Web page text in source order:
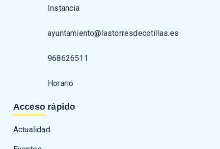
Instancia
ayuntamiento@lastorresdecotillas.es
968626511
Horario
Acceso rápido
Actualidad